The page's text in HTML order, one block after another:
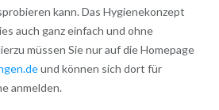
kann. Das Hygienekonzept
auch ganz einfach und ohne
müssen Sie nur auf die Homepage
und können sich dort für
anmelden.